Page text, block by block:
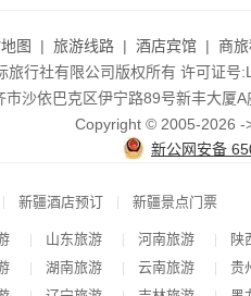
图 | 旅游线路 | 酒店宾馆 | 商
旅行社有限公司版权所有 许可证号
市沙依巴克区伊宁路89号新丰大厦
Copyright © 2005-2026 -
新公网安备
| 新疆酒店预订 | 新疆景点门票
| 山东旅游 | 河南旅游 | 陕
| 湖南旅游 | 云南旅游 | 贵